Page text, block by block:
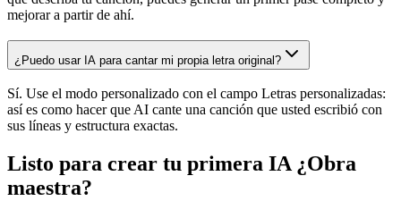
mejorar a partir de ahí.
¿Puedo usar IA para cantar mi propia letra original?
Sí. Use el modo personalizado con el campo Letras personalizadas:
así es como hacer que AI cante una canción que usted escribió con
sus líneas y estructura exactas.
Listo para crear tu primera IA ¿Obra
maestra?